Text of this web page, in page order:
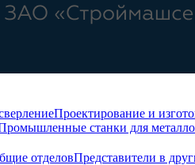
Проектирование и
станки для
отделовПредставители в